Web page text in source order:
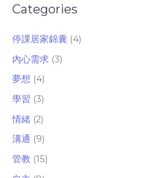
Categories
停課居家錦囊 (4)
內心需求 (3)
夢想 (4)
學習 (3)
情緒 (2)
溝通 (9)
管教 (15)